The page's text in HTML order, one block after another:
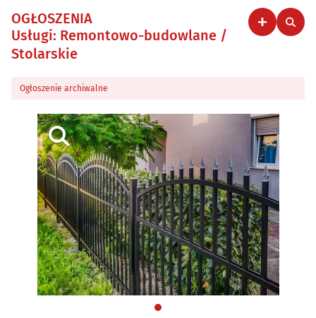
OGŁOSZENIA
Usługi: Remontowo-budowlane /
Stolarskie
Ogłoszenie archiwalne